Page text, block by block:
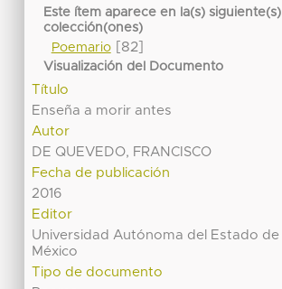
Este ítem aparece en la(s) siguiente(s)
colección(ones)
Poemario[82]
Visualización del Documento
Título
Enseña a morir antes
Autor
DE QUEVEDO, FRANCISCO
Fecha de publicación
2016
Editor
Universidad Autónoma del Estado de
México
Tipo de documento